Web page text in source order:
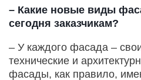
– Какие новые виды
сегодня заказчикам?
– У каждого фасада –
технические и
фасады, как правило,